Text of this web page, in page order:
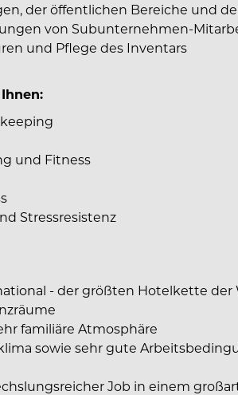
der öffentlichen Bereiche und
von Subunternehmen-
und Pflege des Inventars
und Fitness
Stressresistenz
- der größten Hotelkette der
familiäre Atmosphäre
sowie sehr gute
Job in einem